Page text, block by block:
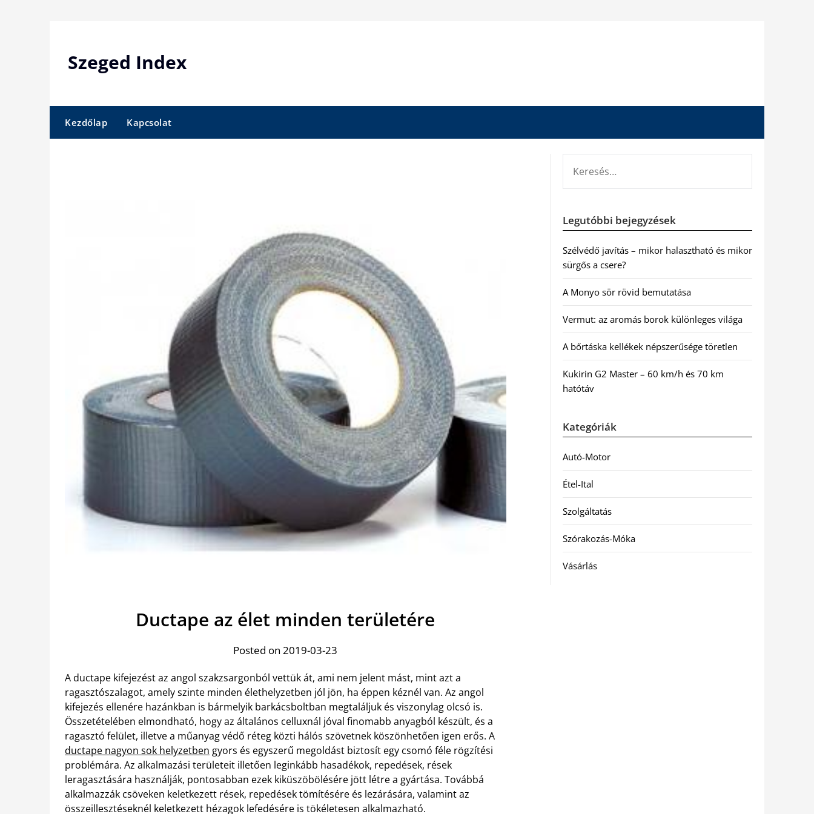
Szeged Index
Kezdőlap Kapcsolat
Ductape az élet minden területére
Posted on 2019-03-23
A ductape kifejezést az angol szakzsargonból vettük át, ami nem jelent mást, mint azt a
ragasztószalagot, amely szinte minden élethelyzetben jól jön, ha éppen kéznél van. Az angol
kifejezés ellenére hazánkban is bármelyik barkácsboltban megtaláljuk és viszonylag olcsó is.
Összetételében elmondható, hogy az általános celluxnál jóval finomabb anyagból készült, és a
ragasztó felület, illetve a műanyag védő réteg közti hálós szövetnek köszönhetően igen erős. A
ductape nagyon sok helyzetben gyors és egyszerű megoldást biztosít egy csomó féle rögzítési
problémára. Az alkalmazási területeit illetően leginkább hasadékok, repedések, rések
leragasztására használják, pontosabban ezek kiküszöbölésére jött létre a gyártása. Továbbá
alkalmazzák csöveken keletkezett rések, repedések tömítésére és lezárására, valamint az
összeillesztéseknél keletkezett hézagok lefedésére is tökéletesen alkalmazható.
Legutóbbi bejegyzések
Szélvédő javítás – mikor halasztható és mikor
sürgős a csere?
A Monyo sör rövid bemutatása
Vermut: az aromás borok különleges világa
A bőrtáska kellékek népszerűsége töretlen
Kukirin G2 Master – 60 km/h és 70 km
hatótáv
Kategóriák
Autó-Motor
Étel-Ital
Szolgáltatás
Szórakozás-Móka
Vásárlás